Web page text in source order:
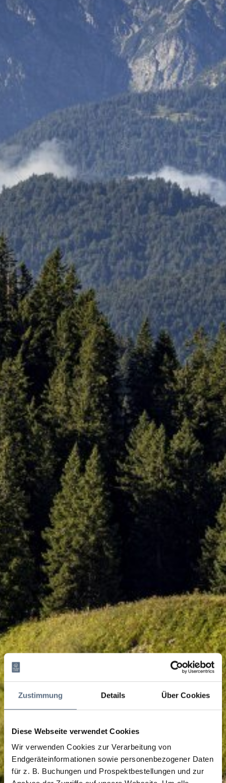
Zustimmung Details Über Cookies
Diese Webseite verwendet Cookies
Wir verwenden Cookies zur Verarbeitung von
Endgeräteinformationen sowie personenbezogener Daten
für z. B. Buchungen und Prospektbestellungen und zur